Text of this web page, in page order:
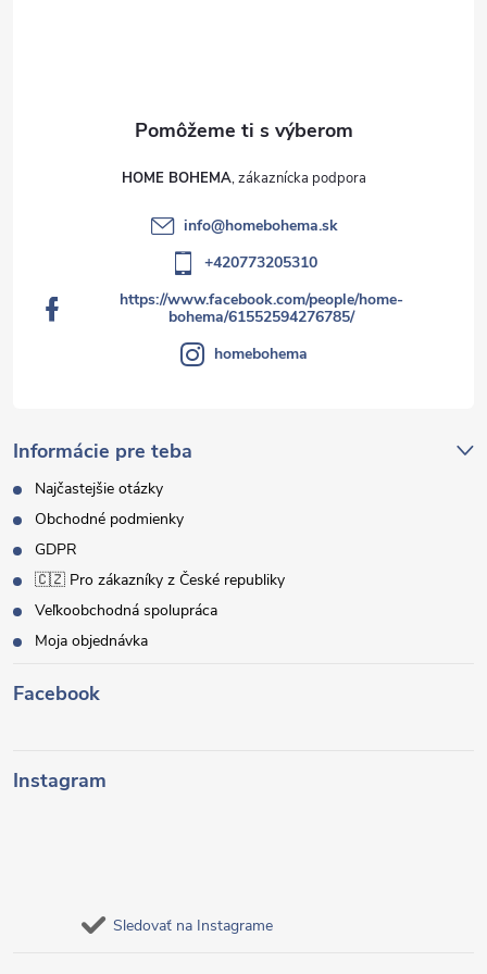
Informácie pre teba
Najčastejšie otázky
Obchodné podmienky
GDPR
🇨🇿 Pro zákazníky z České republiky
Veľkoobchodná spolupráca
Moja objednávka
HOME BOHEMA
info@homebohema.sk
+420773205310
https://www.facebook.com/people/home-
bohema/61552594276785/
homebohema
Facebook
Instagram
Sledovať na Instagrame